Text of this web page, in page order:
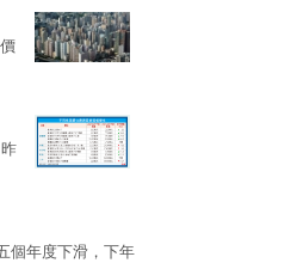
個年度下滑，下年